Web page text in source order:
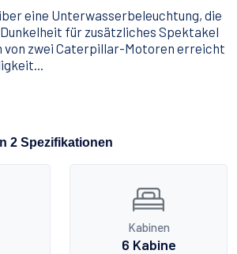
eine Unterwasserbeleuchtung, die
für zusätzliches Spektakel
von zwei Caterpillar-Motoren erreicht
2 Spezifikationen
Kabinen
6 Kabine